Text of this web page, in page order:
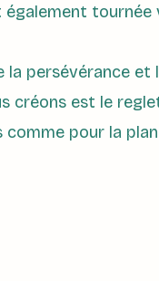
tournée
la persévérance
créons est le
pour la